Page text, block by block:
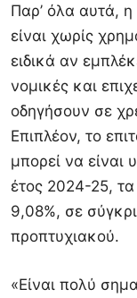
Παρ’ όλα αυτά,
είναι χωρίς
ειδικά αν
νομικές και
οδηγήσουν σε
Επιπλέον, το
μπορεί να είναι
έτος 2024-25, τα
9,08%, σε
προπτυχιακού.
«Είναι πολύ